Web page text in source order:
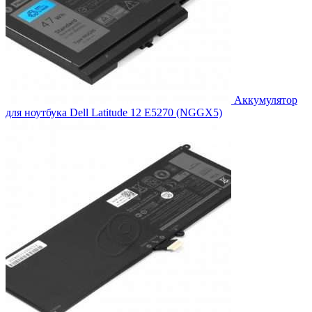
Аккумулятор
для ноутбука Dell Latitude 12 E5270 (NGGX5)